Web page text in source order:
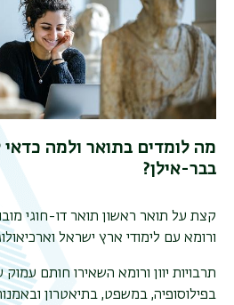
מה לומדים בתואר ולמה כדאי
בבר-אילן?
קצת על תואר ראשון תואר דו-חוגי
ורומא עם לימודי ארץ ישראל
תרבויות יוון ורומא השאירו חותם
בפילוסופיה, במשפט, בתיאטרון